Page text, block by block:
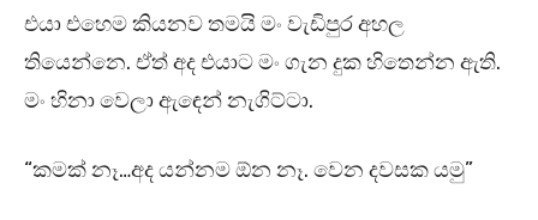
එයා එහෙම කියනව තමයි මං වැඩිපුර අහල
තියෙන්නෙ. ඒත් අද එයාට මං ගැන දුක හිතෙන්න ඇති.
මං හිනා වෙලා ඇඳෙන් නැගිට්ටා.
“කමක් නෑ…අද යන්නම ඕන නෑ. වෙන දවසක යමු”